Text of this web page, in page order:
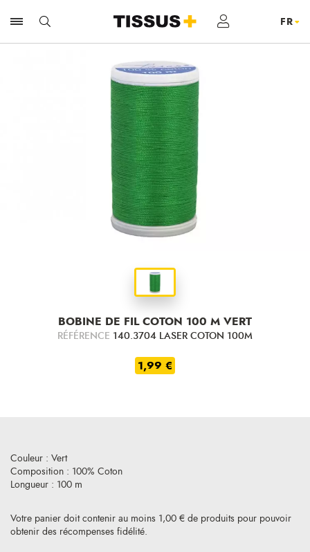
BOBINE DE FIL COTON 100 M VERT
RÉFÉRENCE 140.3704 LASER COTON 100M
1,99 €
Votre panier doit contenir au moins 1,00 € de produits pour pouvoir
obtenir des récompenses fidélité.
Couleur : Vert
Composition : 100% Coton
Longueur : 100 m